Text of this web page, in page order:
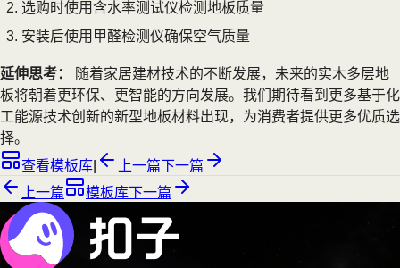
选购时使用含水率测试仪检测地板质量
安装后使用甲醛检测仪确保空气质量
延伸思考：
随着家居建材技术的不断发展，未来的实木多层地
板将朝着更环保、更智能的方向发展。我们期待看到更多基于化
工能源技术创新的新型地板材料出现，为消费者提供更多优质选
择。
查看模板库
上一篇下一篇
上一篇
模板库下一篇